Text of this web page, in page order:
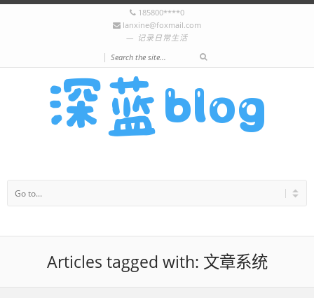
185800****0
lanxine@foxmail.com
记录日常生活
|
Articles tagged with: 文章系统